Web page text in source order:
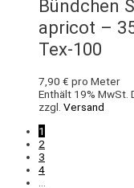
Bündchen
apricot –
Tex-100
7,90 € pro Meter
Enthält 19% MwSt.
zzgl. Versand
1
2
3
4